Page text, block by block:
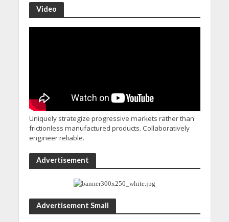
Video
Uniquely strategize progressive markets rather than
frictionless manufactured products. Collaboratively
engineer reliable.
Advertisement
Advertisement Small